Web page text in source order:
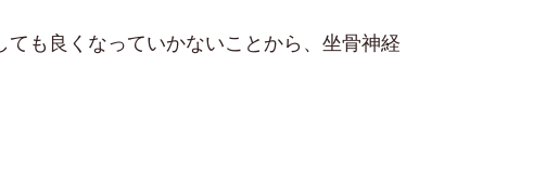
も良くなっていかないことから、坐骨神経